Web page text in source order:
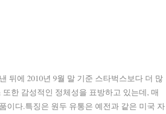
뒤에 2010년 9월 말 기준 스타벅스보다 더 많
한 감성적인 정체성을 표방하고 있는데, 매
이다.특징은 원두 유통은 예전과 같은 미국 자